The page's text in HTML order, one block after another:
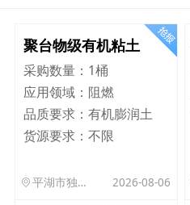
聚台物级有机粘土
采购数量： 1桶
应用领域： 阻燃
品质要求： 有机膨润土
货源要求： 不限
平湖市独山港镇集港路 589 号 2026-08-06